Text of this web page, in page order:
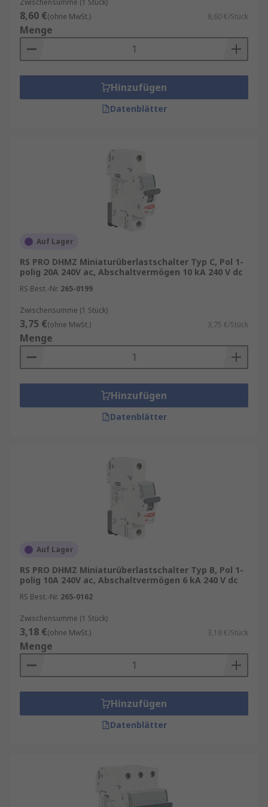
Zwischensumme (1 Stück)
8,60 €(ohne MwSt.) 8,60 €/Stück
Menge
Hinzufügen
Datenblätter
Auf Lager
RS PRO DHMZ Miniaturüberlastschalter Typ C, Pol 1-
polig 20A 240V ac, Abschaltvermögen 10 kA 240 V dc
RS Best.-Nr. 265-0199
Zwischensumme (1 Stück)
3,75 €(ohne MwSt.) 3,75 €/Stück
Menge
Hinzufügen
Datenblätter
Auf Lager
RS PRO DHMZ Miniaturüberlastschalter Typ B, Pol 1-
polig 10A 240V ac, Abschaltvermögen 6 kA 240 V dc
RS Best.-Nr. 265-0162
Zwischensumme (1 Stück)
3,18 €(ohne MwSt.) 3,18 €/Stück
Menge
Hinzufügen
Datenblätter